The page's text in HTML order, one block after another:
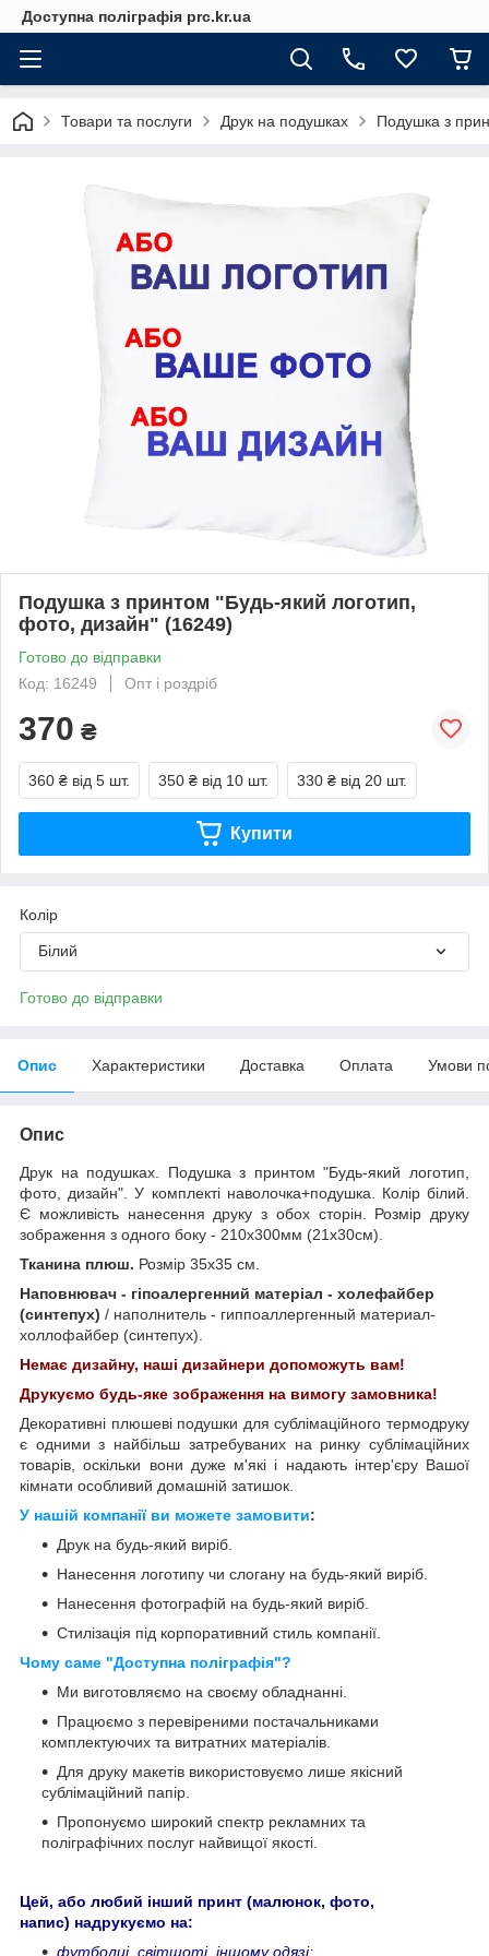
Доступна поліграфія prc.kr.ua
Товари та послуги Друк на подушках Подушка з
Подушка з принтом "Будь-який логотип,
фото, дизайн" (16249)
Готово до відправки
Код: 16249
Опт і роздріб
370 ₴
360 ₴ від 5 шт. 350 ₴ від 10 шт. 330 ₴ від 20 шт.
Купити
Колір
Білий
Готово до відправки
Опис Характеристики Доставка Оплата Умови
Опис
Друк на подушках. Подушка з принтом "Будь-який логотип,
фото, дизайн". У комплекті наволочка+подушка. Колір білий.
Є можливість нанесення друку з обох сторін. Розмір друку
зображення з одного боку - 210х300мм (21х30см).
Тканина плюш. Розмір 35х35 см.
Наповнювач - гіпоалергенний матеріал - холефайбер
(синтепух) / наполнитель - гиппоаллергенный материал-
холлофайбер (синтепух).
Немає дизайну, наші дизайнери допоможуть вам!
Друкуємо будь-яке зображення на вимогу замовника!
Декоративні плюшеві подушки для сублімаційного термодруку
є одними з найбільш затребуваних на ринку сублімаційних
товарів, оскільки вони дуже м'які і надають інтер'єру Вашої
кімнати особливий домашній затишок.
У нашій компанії ви можете замовити:
Друк на будь-який виріб.
Нанесення логотипу чи слогану на будь-який виріб.
Нанесення фотографій на будь-який виріб.
Стилізація під корпоративний стиль компанії.
Чому саме "Доступна поліграфія"?
Ми виготовляємо на своєму обладнанні.
Працюємо з перевіреними постачальниками
комплектуючих та витратних матеріалів.
Для друку макетів використовуємо лише якісний
сублімаційний папір.
Пропонуємо широкий спектр рекламних та
поліграфічних послуг найвищої якості.
Цей, або любий інший принт (малюнок, фото,
напис) надрукуємо на:
футболці, світшоті, іншому одязі;